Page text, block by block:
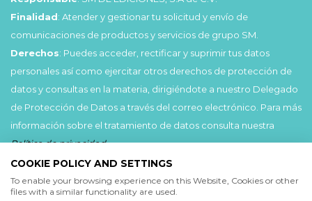
Finalidad: Atender y gestionar tu solicitud y envío de
comunicaciones de productos y servicios de grupo SM.
Derechos: Puedes acceder, rectificar y suprimir tus datos
personales así como ejercitar otros derechos de protección de
datos y consultas en la materia, dirigiéndote a nuestro Delegado
de Protección de Datos a través del correo electrónico. Para más
información sobre el tratamiento de datos consulta nuestra
Política de privacidad.
He leído y acepto lasCondiciones de uso
COOKIE POLICY AND SETTINGS
To enable your browsing experience on this Website, Cookies or other
files with a similar functionality are used.